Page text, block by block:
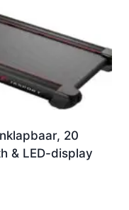
20
& LED-display